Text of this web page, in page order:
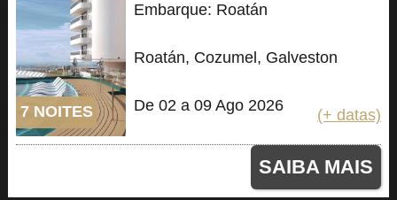
7 NOITES
Embarque: Roatán
Roatán, Cozumel, Galveston
De 02 a 09 Ago 2026
(+ datas)
SAIBA MAIS